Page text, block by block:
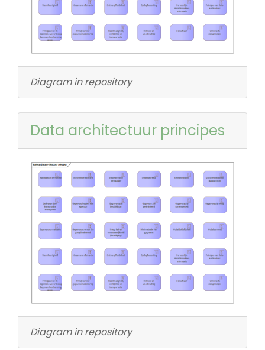
Diagram in repository
Data architectuur principes
Diagram in repository